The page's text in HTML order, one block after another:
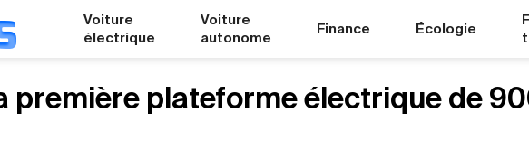
Voiture
électrique
Voiture
autonome
Finance Écologie
première plateforme électrique de